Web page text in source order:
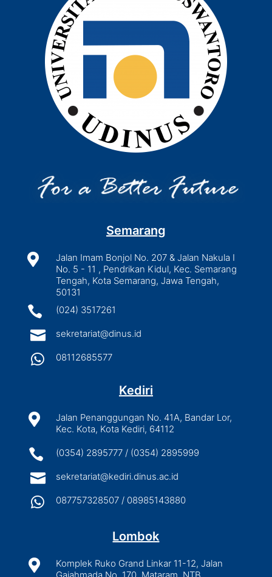
Semarang

Jalan Imam Bonjol No. 207 & Jalan Nakula I
No. 5 - 11 , Pendrikan Kidul, Kec. Semarang
Tengah, Kota Semarang, Jawa Tengah,
50131
 (024) 3517261
 sekretariat@dinus.id
 08112685577
Kediri

Jalan Penanggungan No. 41A, Bandar Lor,
Kec. Kota, Kota Kediri, 64112
 (0354) 2895777 / (0354) 2895999
 sekretariat@kediri.dinus.ac.id
 087757328507 / 08985143880
Lombok

Komplek Ruko Grand Linkar 11-12, Jalan